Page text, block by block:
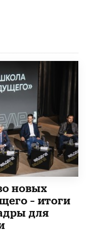
новых
– итоги
для